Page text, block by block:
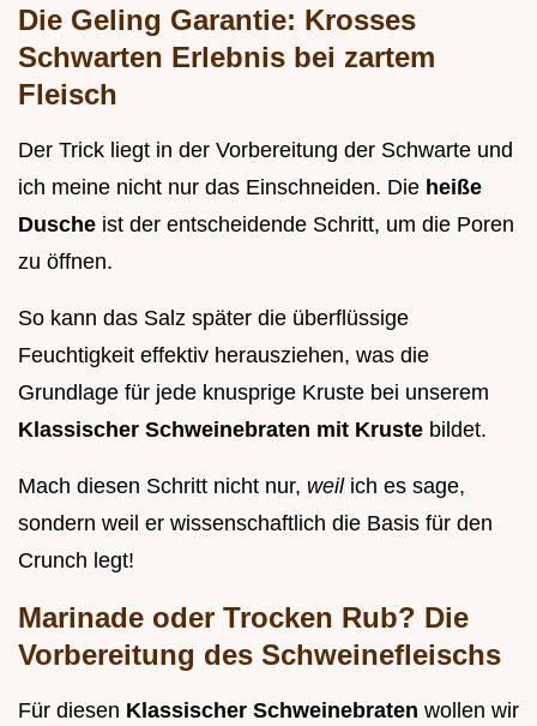
Die Geling Garantie: Krosses
Schwarten Erlebnis bei zartem
Fleisch
Der Trick liegt in der Vorbereitung der Schwarte und
ich meine nicht nur das Einschneiden. Die heiße
Dusche ist der entscheidende Schritt, um die Poren
zu öffnen.
So kann das Salz später die überflüssige
Feuchtigkeit effektiv herausziehen, was die
Grundlage für jede knusprige Kruste bei unserem
Klassischer Schweinebraten mit Kruste bildet.
Mach diesen Schritt nicht nur, weil ich es sage,
sondern weil er wissenschaftlich die Basis für den
Crunch legt!
Marinade oder Trocken Rub? Die
Vorbereitung des Schweinefleischs
Für diesen Klassischer Schweinebraten wollen wir